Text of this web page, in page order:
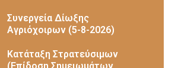
Συνεργεία Δίωξης
Αγριόχοιρων (5-8-2026)
Κατάταξη Στρατεύσιμων
(Επίδοση Σημειωμάτων